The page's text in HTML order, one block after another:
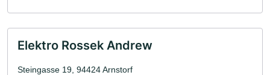
Elektro Rossek Andrew
Steingasse 19, 94424 Arnstorf